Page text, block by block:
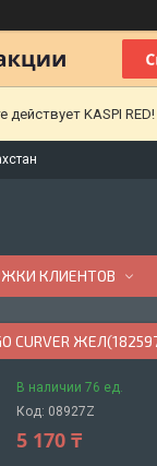
действует KASPI RED!
КЛИЕНТОВ
CURVER
В наличии 76 ед.
Код: 08927Z
5 170 ₸